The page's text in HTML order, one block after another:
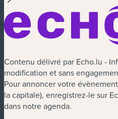
Contenu délivré par Echo.lu -
modification et sans
Pour annoncer votre
la capitale), enregistrez-le sur
dans notre agenda.